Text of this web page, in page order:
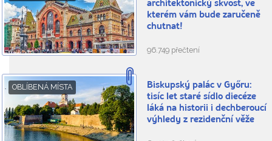
architektonický skvost, ve
kterém vám bude zaručeně
chutnat!
96.749 přečtení
OBLÍBENÁ MÍSTA
Biskupský palác v Győru:
tisíc let staré sídlo diecéze
láká na historii i dechberoucí
výhledy z rezidenční věže